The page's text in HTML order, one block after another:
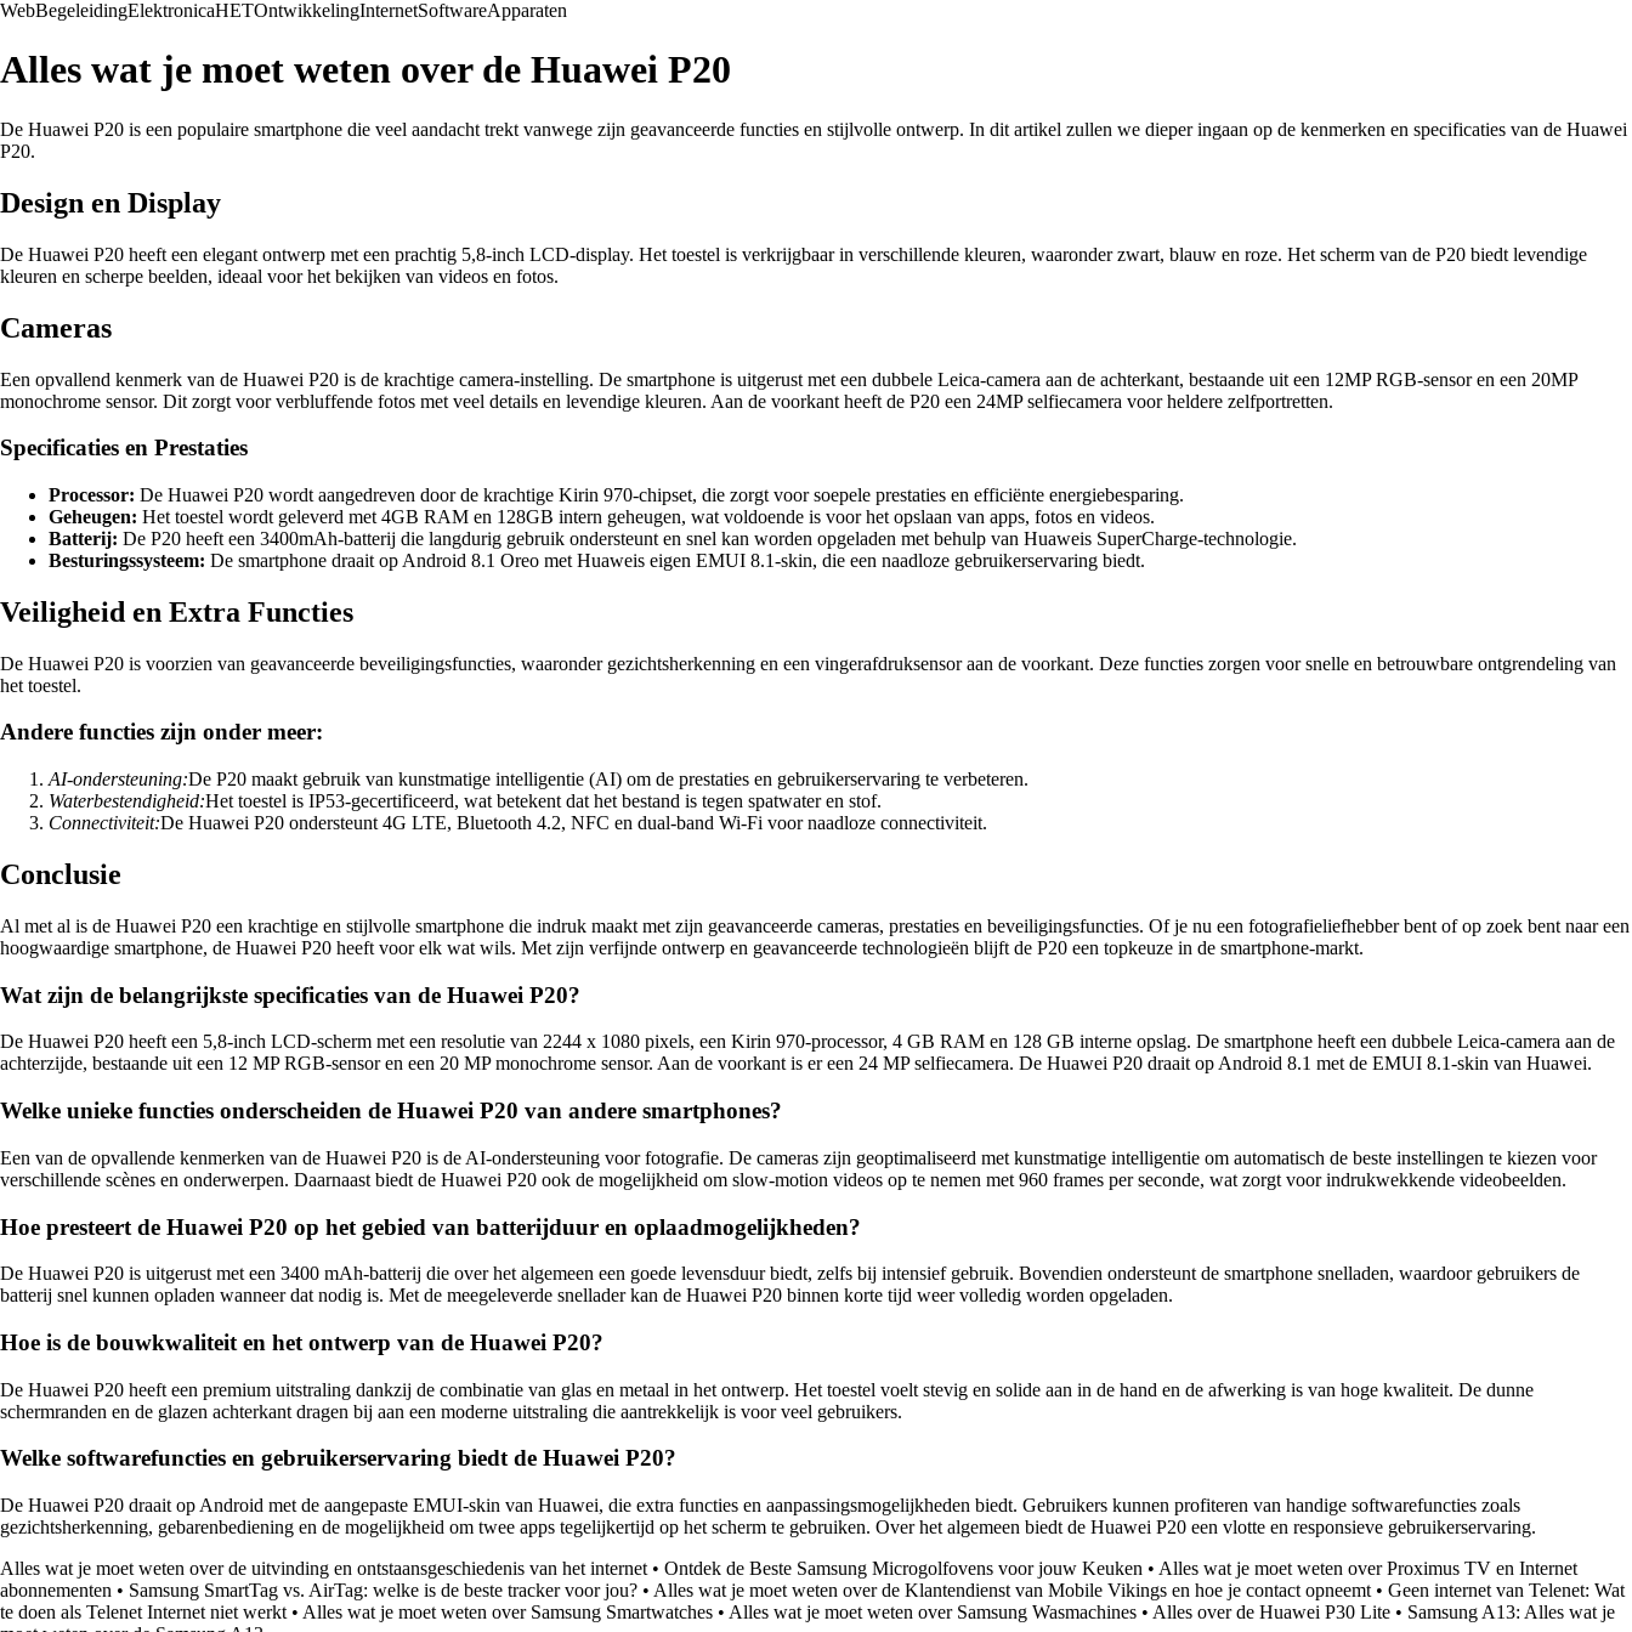
WebBegeleidingElektronicaHETOntwikkelingInternetSoftwareApparaten
Alles wat je moet weten over de Huawei P20
De Huawei P20 is een populaire smartphone die veel aandacht trekt vanwege zijn geavanceerde functies en stijlvolle ontwerp. In dit artikel zullen we dieper ingaan op de kenmerken en specificaties van de Huawei
P20.
Design en Display
De Huawei P20 heeft een elegant ontwerp met een prachtig 5,8-inch LCD-display. Het toestel is verkrijgbaar in verschillende kleuren, waaronder zwart, blauw en roze. Het scherm van de P20 biedt levendige
kleuren en scherpe beelden, ideaal voor het bekijken van videos en fotos.
Cameras
Een opvallend kenmerk van de Huawei P20 is de krachtige camera-instelling. De smartphone is uitgerust met een dubbele Leica-camera aan de achterkant, bestaande uit een 12MP RGB-sensor en een 20MP
monochrome sensor. Dit zorgt voor verbluffende fotos met veel details en levendige kleuren. Aan de voorkant heeft de P20 een 24MP selfiecamera voor heldere zelfportretten.
Specificaties en Prestaties
Processor: De Huawei P20 wordt aangedreven door de krachtige Kirin 970-chipset, die zorgt voor soepele prestaties en efficiënte energiebesparing.
Geheugen: Het toestel wordt geleverd met 4GB RAM en 128GB intern geheugen, wat voldoende is voor het opslaan van apps, fotos en videos.
Batterij: De P20 heeft een 3400mAh-batterij die langdurig gebruik ondersteunt en snel kan worden opgeladen met behulp van Huaweis SuperCharge-technologie.
Besturingssysteem: De smartphone draait op Android 8.1 Oreo met Huaweis eigen EMUI 8.1-skin, die een naadloze gebruikerservaring biedt.
Veiligheid en Extra Functies
De Huawei P20 is voorzien van geavanceerde beveiligingsfuncties, waaronder gezichtsherkenning en een vingerafdruksensor aan de voorkant. Deze functies zorgen voor snelle en betrouwbare ontgrendeling van
het toestel.
Andere functies zijn onder meer:
AI-ondersteuning:De P20 maakt gebruik van kunstmatige intelligentie (AI) om de prestaties en gebruikerservaring te verbeteren.
Waterbestendigheid:Het toestel is IP53-gecertificeerd, wat betekent dat het bestand is tegen spatwater en stof.
Connectiviteit:De Huawei P20 ondersteunt 4G LTE, Bluetooth 4.2, NFC en dual-band Wi-Fi voor naadloze connectiviteit.
Conclusie
Al met al is de Huawei P20 een krachtige en stijlvolle smartphone die indruk maakt met zijn geavanceerde cameras, prestaties en beveiligingsfuncties. Of je nu een fotografieliefhebber bent of op zoek bent naar een
hoogwaardige smartphone, de Huawei P20 heeft voor elk wat wils. Met zijn verfijnde ontwerp en geavanceerde technologieën blijft de P20 een topkeuze in de smartphone-markt.
Wat zijn de belangrijkste specificaties van de Huawei P20?
De Huawei P20 heeft een 5,8-inch LCD-scherm met een resolutie van 2244 x 1080 pixels, een Kirin 970-processor, 4 GB RAM en 128 GB interne opslag. De smartphone heeft een dubbele Leica-camera aan de
achterzijde, bestaande uit een 12 MP RGB-sensor en een 20 MP monochrome sensor. Aan de voorkant is er een 24 MP selfiecamera. De Huawei P20 draait op Android 8.1 met de EMUI 8.1-skin van Huawei.
Welke unieke functies onderscheiden de Huawei P20 van andere smartphones?
Een van de opvallende kenmerken van de Huawei P20 is de AI-ondersteuning voor fotografie. De cameras zijn geoptimaliseerd met kunstmatige intelligentie om automatisch de beste instellingen te kiezen voor
verschillende scènes en onderwerpen. Daarnaast biedt de Huawei P20 ook de mogelijkheid om slow-motion videos op te nemen met 960 frames per seconde, wat zorgt voor indrukwekkende videobeelden.
Hoe presteert de Huawei P20 op het gebied van batterijduur en oplaadmogelijkheden?
De Huawei P20 is uitgerust met een 3400 mAh-batterij die over het algemeen een goede levensduur biedt, zelfs bij intensief gebruik. Bovendien ondersteunt de smartphone snelladen, waardoor gebruikers de
batterij snel kunnen opladen wanneer dat nodig is. Met de meegeleverde snellader kan de Huawei P20 binnen korte tijd weer volledig worden opgeladen.
Hoe is de bouwkwaliteit en het ontwerp van de Huawei P20?
De Huawei P20 heeft een premium uitstraling dankzij de combinatie van glas en metaal in het ontwerp. Het toestel voelt stevig en solide aan in de hand en de afwerking is van hoge kwaliteit. De dunne
schermranden en de glazen achterkant dragen bij aan een moderne uitstraling die aantrekkelijk is voor veel gebruikers.
Welke softwarefuncties en gebruikerservaring biedt de Huawei P20?
De Huawei P20 draait op Android met de aangepaste EMUI-skin van Huawei, die extra functies en aanpassingsmogelijkheden biedt. Gebruikers kunnen profiteren van handige softwarefuncties zoals
gezichtsherkenning, gebarenbediening en de mogelijkheid om twee apps tegelijkertijd op het scherm te gebruiken. Over het algemeen biedt de Huawei P20 een vlotte en responsieve gebruikerservaring.
Alles wat je moet weten over de uitvinding en ontstaansgeschiedenis van het internet • Ontdek de Beste Samsung Microgolfovens voor jouw Keuken • Alles wat je moet weten over Proximus TV en Internet
abonnementen • Samsung SmartTag vs. AirTag: welke is de beste tracker voor jou? • Alles wat je moet weten over de Klantendienst van Mobile Vikings en hoe je contact opneemt • Geen internet van Telenet: Wat
te doen als Telenet Internet niet werkt • Alles wat je moet weten over Samsung Smartwatches • Alles wat je moet weten over Samsung Wasmachines • Alles over de Huawei P30 Lite • Samsung A13: Alles wat je